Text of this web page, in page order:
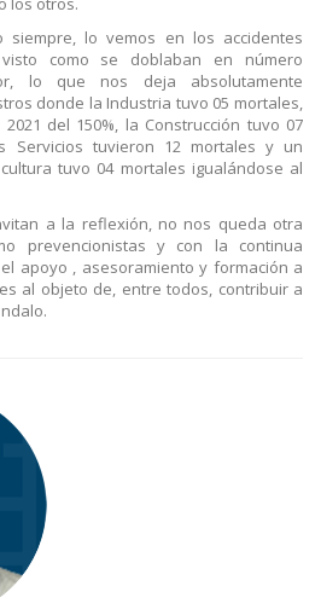
siempre, lo vemos en los accidentes
como se doblaban en número
lo que nos deja absolutamente
donde la Industria tuvo 05 mortales,
del 150%, la Construcción tuvo 07
Servicios tuvieron 12 mortales y un
tuvo 04 mortales igualándose al
a la reflexión, no nos queda otra
prevencionistas y con la continua
apoyo , asesoramiento y formación a
al objeto de, entre todos, contribuir a